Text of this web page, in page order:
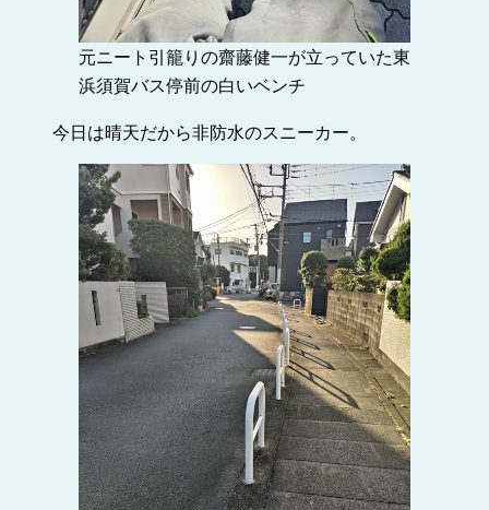
元ニート引籠りの齋藤健一が立っていた東
浜須賀バス停前の白いベンチ
今日は晴天だから非防水のスニーカー。